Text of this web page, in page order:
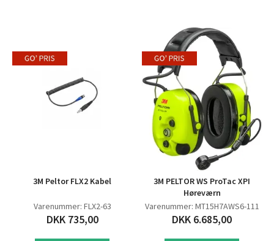
3M Peltor FLX2 Kabel
Varenummer: FLX2-63
DKK 735,00
3M PELTOR WS ProTac XPI
Høreværn
Varenummer: MT15H7AWS6-111
DKK 6.685,00